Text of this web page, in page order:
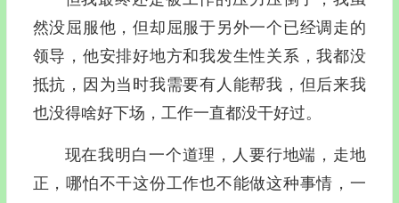
然没屈服他，但却屈服于另外一个已经调走的
领导，他安排好地方和我发生性关系，我都没
抵抗，因为当时我需要有人能帮我，但后来我
也没得啥好下场，工作一直都没干好过。
现在我明白一个道理，人要行地端，走地
正，哪怕不干这份工作也不能做这种事情，一